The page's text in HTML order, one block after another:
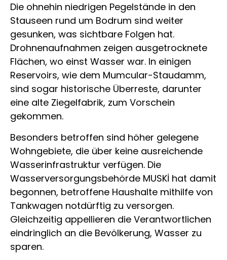
Die ohnehin niedrigen Pegelstände in den
Stauseen rund um Bodrum sind weiter
gesunken, was sichtbare Folgen hat.
Drohnenaufnahmen zeigen ausgetrocknete
Flächen, wo einst Wasser war. In einigen
Reservoirs, wie dem Mumcular-Staudamm,
sind sogar historische Überreste, darunter
eine alte Ziegelfabrik, zum Vorschein
gekommen.
Besonders betroffen sind höher gelegene
Wohngebiete, die über keine ausreichende
Wasserinfrastruktur verfügen. Die
Wasserversorgungsbehörde MUSKİ hat damit
begonnen, betroffene Haushalte mithilfe von
Tankwagen notdürftig zu versorgen.
Gleichzeitig appellieren die Verantwortlichen
eindringlich an die Bevölkerung, Wasser zu
sparen.